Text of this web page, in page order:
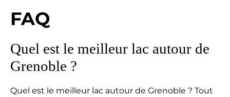
FAQ
Quel est le meilleur lac autour de
Grenoble ?
Quel est le meilleur lac autour de Grenoble ? Tout